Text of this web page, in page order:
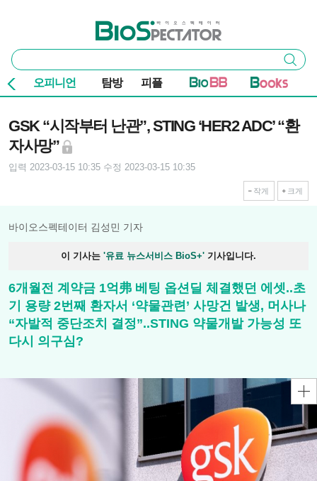
바이오스펙테이터
통
합
검
색
검색
오피니언 탐방 피플
GSK “시작부터 난관”, STING ‘HER2 ADC’ “환
자사망”
입력 2023-03-15 10:35 수정 2023-03-15 10:35
작게 크게
바이오스펙테이터 김성민 기자
이 기사는 '유료 뉴스서비스 BioS+' 기사입니다.
6개월전 계약금 1억弗 베팅 옵션딜 체결했던 에셋..초
기 용량 2번째 환자서 ‘약물관련’ 사망건 발생, 머사나
“자발적 중단조치 결정”..STING 약물개발 가능성 또
다시 의구심?